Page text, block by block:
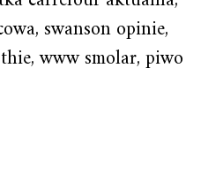
swanson opinie,
www smolar, piwo